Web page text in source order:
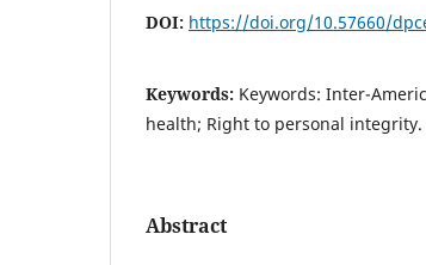
DOI: https://doi.org/10.57660/
Keywords: Keywords: Inter-
health; Right to personal integrity.
Abstract